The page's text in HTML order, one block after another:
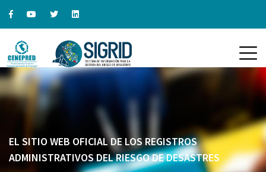
EL SITIO WEB OFICIAL DE LOS REGISTROS
ADMINISTRATIVOS DEL RIESGO DE DESASTRES